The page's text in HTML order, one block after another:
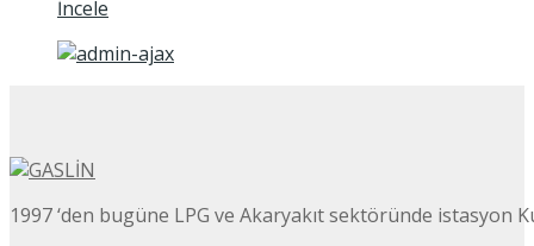
İncele
1997 ‘den bugüne LPG ve Akaryakıt sektöründe istasyon